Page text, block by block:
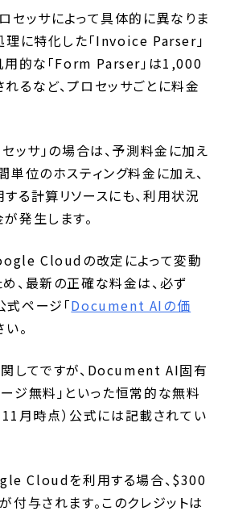
セッサによって具体的に異なりま
理に特化した「Invoice Parser」
用的な「Form Parser」は1,000
るなど、プロセッサごとに料金
セッサ」の場合は、予測料金に加え
単位のホスティング料金に加え、
る計算リソースにも、利用状況
発生します。
Cloudの改定によって変動
、最新の正確な料金は、必ず
ページ「Document AIの価
。
してですが、Document AI固有
ジ無料」といった恒常的な無料
月時点）公式には記載されてい
Cloudを利用する場合、$300
付与されます。このクレジットは